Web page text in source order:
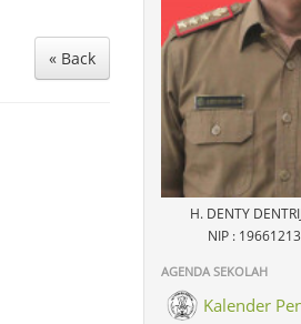
« Back
H. DENTY
NIP :
AGENDA SEKOLAH
Kalender